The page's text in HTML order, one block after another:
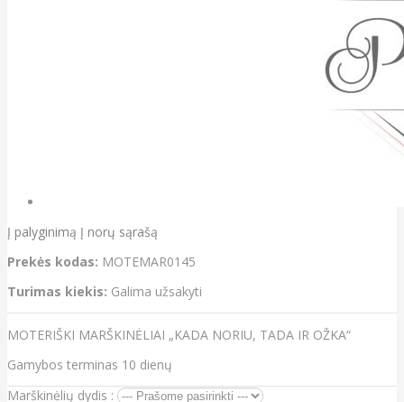
Į palyginimą Į norų sąrašą
Prekės kodas: MOTEMAR0145
Turimas kiekis: Galima užsakyti
MOTERIŠKI MARŠKINĖLIAI „KADA NORIU, TADA IR OŽKA“
Gamybos terminas 10 dienų
Marškinėlių dydis :